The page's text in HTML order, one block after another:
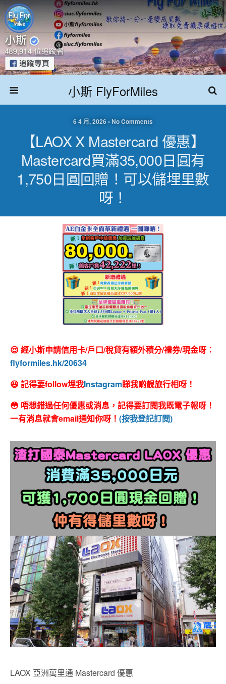
小斯 FlyForMiles
6 4 月, 2026 • No Comments
【LAOX X Mastercard 優惠】
Mastercard買滿35,000日圓有
1,750日圓回贈！可以儲埋里數
呀！
😍 經小斯申請信用卡/戶口/稅貸有額外積分/禮券/現金呀：
flyformiles.hk/20634
😆 記得要follow埋我Instagram睇我啲靚旅行相呀！
😳 唔想錯過任何優惠或消息，記得要訂閱我既電子報呀！
一有消息就會email通知你呀！ (按我登記訂閱)
LAOX 亞洲萬里通 Mastercard 優惠